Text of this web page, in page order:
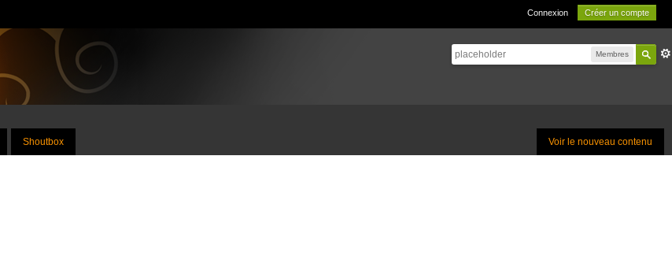
Connexion Créer un compte
Membres
Voir le nouveau contenu
Shoutbox